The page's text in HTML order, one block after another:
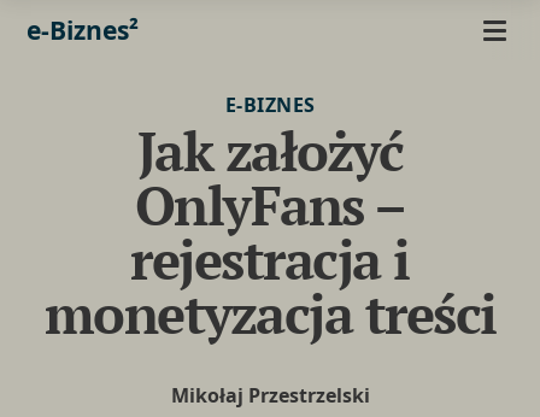
e-Biznes²
E-BIZNES
Jak założyć
OnlyFans –
rejestracja i
monetyzacja treści
Mikołaj Przestrzelski